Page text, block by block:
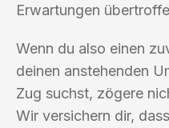
Erwartungen
Wenn du also einen
deinen anstehenden
Zug suchst, zögere
Wir versichern dir,